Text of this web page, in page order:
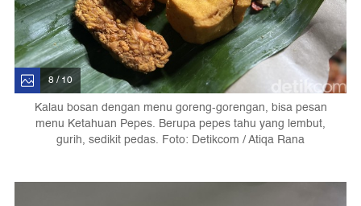
8 / 10
Kalau bosan dengan menu goreng-gorengan, bisa pesan
menu Ketahuan Pepes. Berupa pepes tahu yang lembut,
gurih, sedikit pedas. Foto: Detikcom / Atiqa Rana